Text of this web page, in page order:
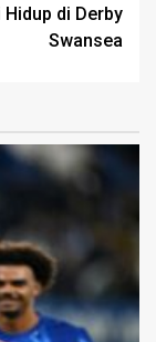
Hidup di Derby
Swansea